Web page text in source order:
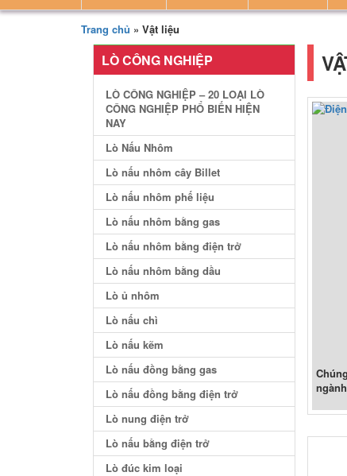
Trang chủ » Vật liệu
LÒ CÔNG NGHIỆP
LÒ CÔNG NGHIỆP – 20 LOẠI LÒ
CÔNG NGHIỆP PHỔ BIẾN HIỆN
NAY
Lò Nấu Nhôm
Lò nấu nhôm cây Billet
Lò nấu nhôm phế liệu
Lò nấu nhôm bằng gas
Lò nấu nhôm bằng điện trở
Lò nấu nhôm bằng dầu
Lò ủ nhôm
Lò nấu chì
Lò nấu kẽm
Lò nấu đồng bằng gas
Lò nấu đồng bằng điện trở
Lò nung điện trở
Lò nấu bằng điện trở
Lò đúc kim loại